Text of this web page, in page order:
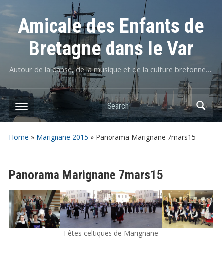
Amicale des Enfants de
Bretagne dans le Var
Autour de la danse, de la musique et de la culture bretonne….
Home » Marignane 2015 » Panorama Marignane 7mars15
Panorama Marignane 7mars15
Fêtes celtiques de Marignane